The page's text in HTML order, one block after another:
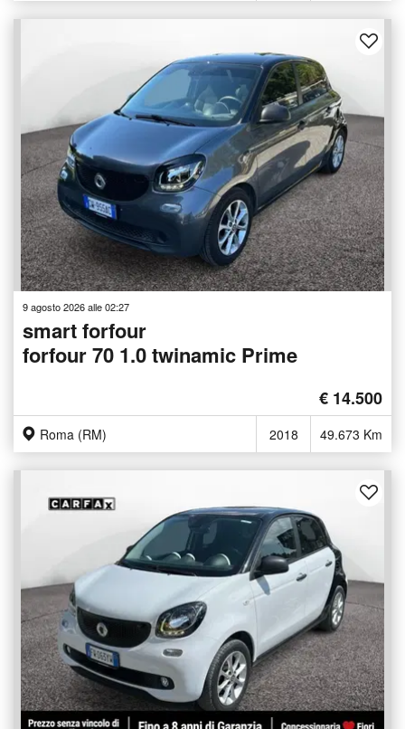
9 agosto 2026 alle 02:27
smart forfour
forfour 70 1.0 twinamic Prime
€ 14.500
Roma (RM) 2018 49.673 Km